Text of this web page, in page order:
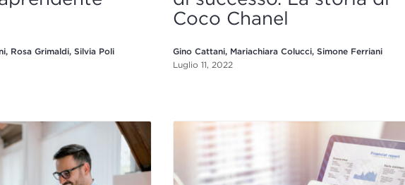
Rosa Grimaldi, Silvia Poli
Coco Chanel
Gino Cattani, Mariachiara Colucci, Simone Ferriani
Luglio 11, 2022